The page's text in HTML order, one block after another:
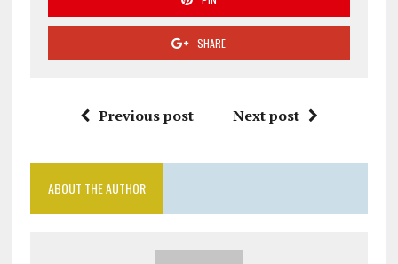
SHARE
Previous post Next post
ABOUT THE AUTHOR